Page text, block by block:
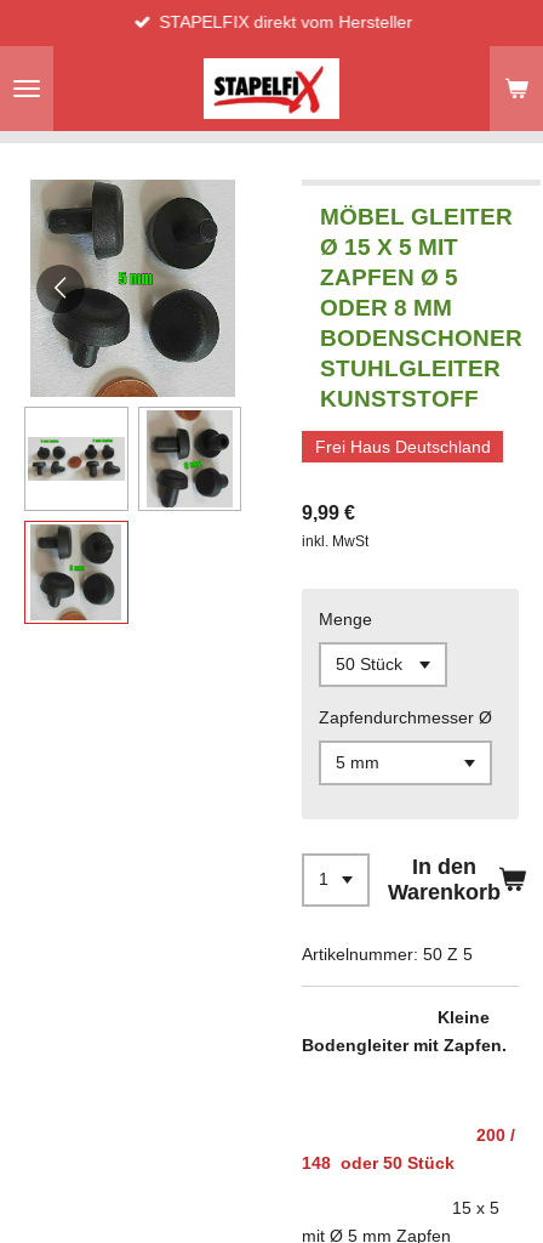
Hauptinhalt
springen
STAPELFIX direkt vom Hersteller
MÖBEL GLEITER
Ø 15 X 5 MIT
ZAPFEN Ø 5
ODER 8 MM
BODENSCHONER
STUHLGLEITER
KUNSTSTOFF
Frei Haus Deutschland
9,99 €
inkl. MwSt
Menge
Zapfendurchmesser Ø
In den
Warenkorb
Artikelnummer: 50 Z 5
Kleine
Bodengleiter mit Zapfen.
200 /
148 oder 50 Stück
15 x 5
mit Ø 5 mm Zapfen